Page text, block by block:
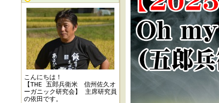
こんにちは！
【THE 五郎兵衛米 信州佐久オ
ーガニック研究会】 主席研究員
の依田です。